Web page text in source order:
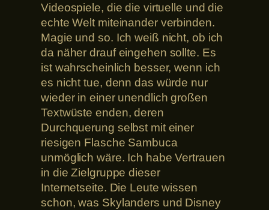
Videospiele, die die virtuelle und die
echte Welt miteinander verbinden.
Magie und so. Ich weiß nicht, ob ich
da näher drauf eingehen sollte. Es
ist wahrscheinlich besser, wenn ich
es nicht tue, denn das würde nur
wieder in einer unendlich großen
Textwüste enden, deren
Durchquerung selbst mit einer
riesigen Flasche Sambuca
unmöglich wäre. Ich habe Vertrauen
in die Zielgruppe dieser
Internetseite. Die Leute wissen
schon, was Skylanders und Disney